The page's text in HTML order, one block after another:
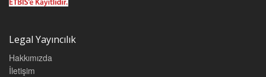
Legal Yayıncılık
Hakkımızda
İletişim